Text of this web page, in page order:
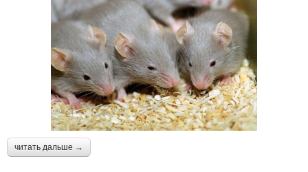
читать дальше →